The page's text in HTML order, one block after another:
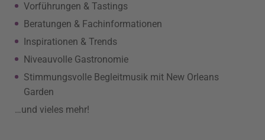
Vorführungen & Tastings
Beratungen & Fachinformationen
Inspirationen & Trends
Niveauvolle Gastronomie
Stimmungsvolle Begleitmusik mit New Orleans
Garden
…und vieles mehr!